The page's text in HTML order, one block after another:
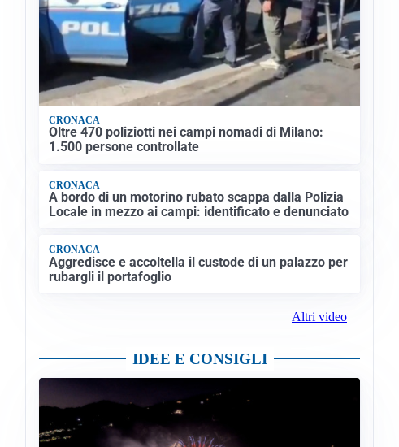
CRONACA
Oltre 470 poliziotti nei campi nomadi di Milano:
1.500 persone controllate
CRONACA
A bordo di un motorino rubato scappa dalla Polizia
Locale in mezzo ai campi: identificato e denunciato
CRONACA
Aggredisce e accoltella il custode di un palazzo per
rubargli il portafoglio
Altri video
IDEE E CONSIGLI